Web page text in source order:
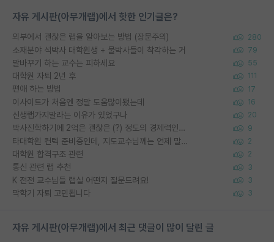
자유 게시판(아무개랩)에서 핫한 인기글은?
외부에서 괜찮은 랩을 알아보는 방법 (장문주의) 280
소재분야 석박사 대학원생 + 물박사들이 착각하는 거 79
말바꾸기 하는 교수는 피하세요 55
대학원 자퇴 2년 후 111
편애 하는 방법 17
이사이트가 처음엔 정말 도움많이됐는데 16
신생랩가지말라는 이유가 있었구나 20
박사진학하기에 2억은 괜찮은 (?) 정도의 경제력인가요 9
타대학원 컨텍 준비중인데, 지도교수님께는 언제 말씀드려야 할까요? 2
대학원 합격구조 관련 2
통신 관련 랩 추천 3
K 전전 교수님들 랩실 어떤지 질문드려요! 3
막학기 자퇴 고민됩니다 3
자유 게시판(아무개랩)에서 최근 댓글이 많이 달린 글